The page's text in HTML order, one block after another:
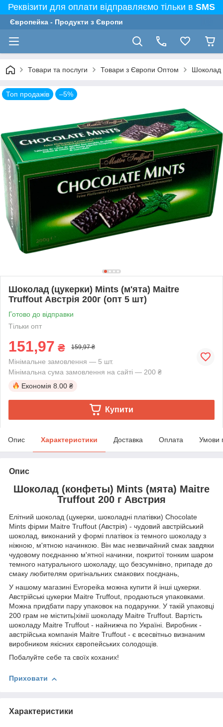
Реквізити для оплати відправляємо тільки в SMS
Європейка - Продукти з Європи
Товари та послуги Товари з Європи Оптом Шоколад
Топ продажів –5%
Шоколад (цукерки) Mints (м'ята) Maitre
Truffout Австрія 200г (опт 5 шт)
Готово до відправки
Тільки опт
151,97 ₴ 159,97 ₴
Мінімальне замовлення — 5 шт.
Мінімальна сума замовлення на сайті — 200 ₴
Економія 8.00 ₴
Купити
Опис Характеристики Доставка Оплата Умови
Опис
Шоколад (конфеты) Mints (мята) Maitre
Truffout 200 г Австрия
Елітний шоколад (цукерки, шоколадні платівки) Chocolate
Mints фірми Maitre Truffout (Австрія) - чудовий австрійський
шоколад, виконаний у формі платівок із темного шоколаду з
ніжною, м'ятною начинкою. Він має незвичайний смак завдяки
чудовому поєднанню м'ятної начинки, покритої тонким шаром
темного натурального шоколаду, що безсумнівно, припаде до
смаку любителям оригінальних смакових поєднань,
У нашому магазині Evropeika можна купити й інші цукерки.
Австрійські цукерки Maitre Truffout, продаються упаковками.
Можна придбати пару упаковок на подарунки. У такій упаковці
200 грам не містить|хімії шоколаду Maitre Truffout. Вартість
шоколаду Maitre Truffout - найнижча по Україні. Виробник -
австрійська компанія Maitre Truffout - є всесвітньо визнаним
виробником якісних європейських солодощів.
Побалуйте себе та своїх коханих!
Приховати
Характеристики